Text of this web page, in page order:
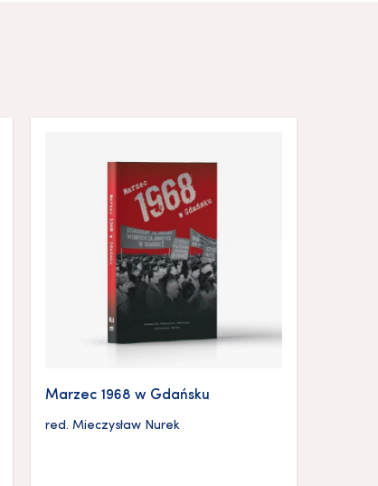
Marzec 1968 w Gdańsku
red. Mieczysław Nurek